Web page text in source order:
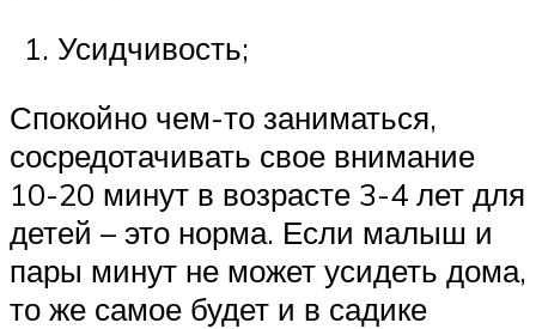
Усидчивость;
Спокойно чем-то заниматься,
сосредотачивать свое внимание
10-20 минут в возрасте 3-4 лет для
детей – это норма. Если малыш и
пары минут не может усидеть дома,
то же самое будет и в садике